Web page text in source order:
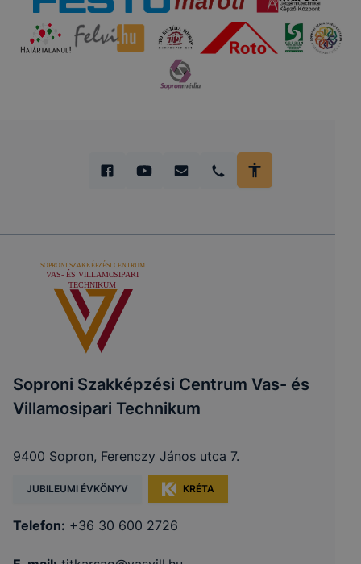
Soproni Szakképzési Centrum Vas- és
Villamosipari Technikum
9400 Sopron, Ferenczy János utca 7.
JUBILEUMI ÉVKÖNYV KRÉTA
Telefon: +36 30 600 2726